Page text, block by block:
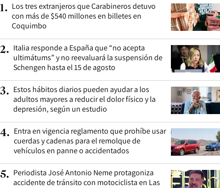
1. Los tres extranjeros que Carabineros detuvo
con más de $540 millones en billetes en
Coquimbo
2. Italia responde a España que “no acepta
ultimátums” y no reevaluará la suspensión de
Schengen hasta el 15 de agosto
3. Estos hábitos diarios pueden ayudar a los
adultos mayores a reducir el dolor físico y la
depresión, según un estudio
4. Entra en vigencia reglamento que prohíbe usar
cuerdas y cadenas para el remolque de
vehículos en panne o accidentados
5. Periodista José Antonio Neme protagoniza
accidente de tránsito con motociclista en Las